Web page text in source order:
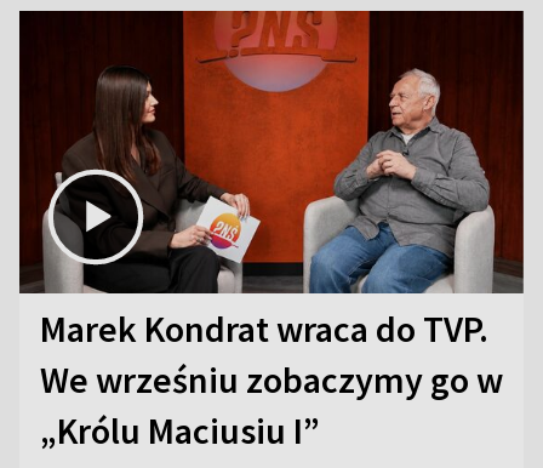
Marek Kondrat wraca do TVP.
We wrześniu zobaczymy go w
„Królu Maciusiu I”